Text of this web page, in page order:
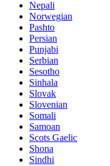
Nepali
Norwegian
Pashto
Persian
Punjabi
Serbian
Sesotho
Sinhala
Slovak
Slovenian
Somali
Samoan
Scots Gaelic
Shona
Sindhi